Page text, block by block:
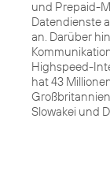
und Prepaid-
Datendienste
an. Darüber
Highspeed-
hat 43
Slowakei und